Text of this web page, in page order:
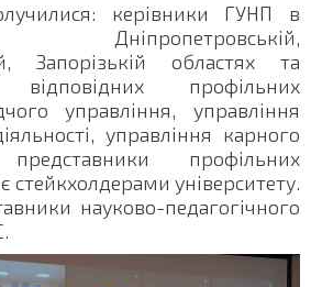
керівники ГУНП в
Дніпропетровській,
Запорізькій областях та
відповідних профільних
управління, управління
управління карного
представники профільних
є стейкхолдерами університету.
науково-педагогічного